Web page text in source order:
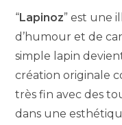
“Lapinoz” est une
d’humour et de
simple lapin
création originale
très fin avec des
dans une